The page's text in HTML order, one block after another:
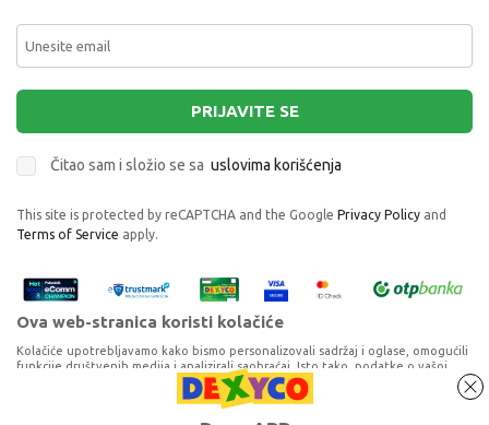
MILLA TOYS DRVENA KUCICA ZA LUTKE 8
PRIJAVITE SE
Čitao sam i složio se sa uslovima korišćenja
This site is protected by reCAPTCHA and the Google Privacy Policy and
Terms of Service apply.
Ova web-stranica koristi kolačiće
Kolačiće upotrebljavamo kako bismo personalizovali sadržaj i oglase, omogućili
funkcije društvenih medija i analizirali saobraćaj. Isto tako, podatke o vašoj
upotrebi naše web-lokacije delimo s partnerima za društvene medije,
oglašavanje i analizu, a oni ih mogu kombinovati s drugim podacima koje ste im
pružili ili koje su prikupili dok ste upotrebljavali njihove usluge. Nastavkom